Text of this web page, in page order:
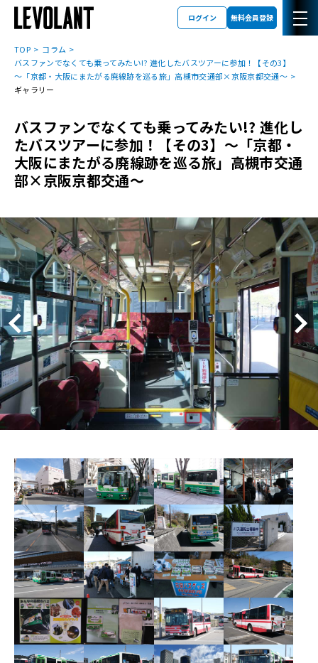
ログイン 無料会員登録
TOP
コラム
バスファンでなくても乗ってみたい!? 進化したバスツアーに参加！【その3】
～「京都・大阪にまたがる廃線跡を巡る旅」高槻市交通部×京阪京都交通～
ギャラリー
バスファンでなくても乗ってみたい!? 進化し
たバスツアーに参加！【その3】～「京都・
大阪にまたがる廃線跡を巡る旅」高槻市交通
部×京阪京都交通～